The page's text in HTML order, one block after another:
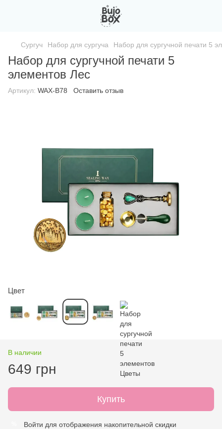
Сургуч Набор для сургуча Набор для сургучной печати 5
Набор для сургучной печати 5
элементов Лес
Артикул: WAX-B78 Оставить отзыв
Цвет
В наличии
649 грн
Купить
Войти для отображения накопительной скидки